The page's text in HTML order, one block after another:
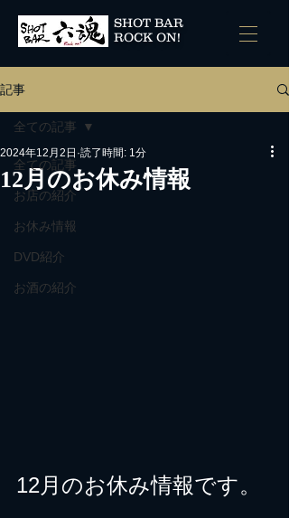
SHOT BAR
ROCK ON!
記事
全ての記事
お店の紹介
お休み情報
DVD紹介
お酒の紹介
全ての記事
12月のお休み情報
2024年12月2日 読了時間: 1分
12月のお休み情報です。